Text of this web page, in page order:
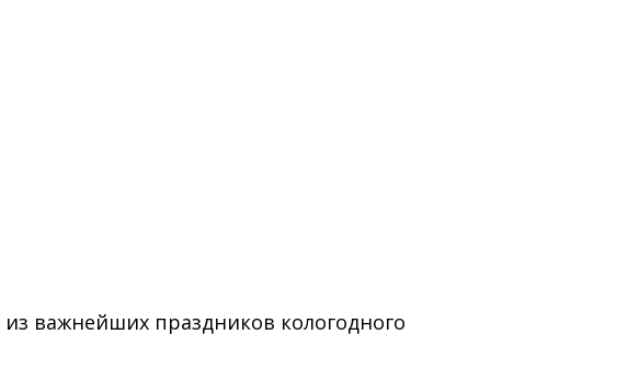
важнейших праздников кологодного